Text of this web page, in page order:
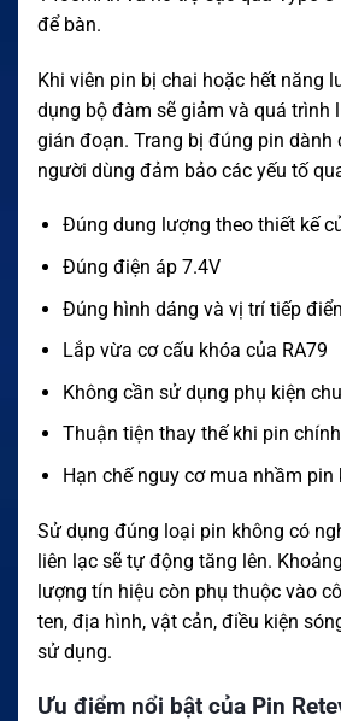
để bàn.
Khi viên pin bị chai hoặc hết năng
dụng bộ đàm sẽ giảm và quá trình
gián đoạn. Trang bị đúng pin dành
người dùng đảm bảo các yếu tố
Đúng dung lượng theo thiết kế
Đúng điện áp 7.4V
Đúng hình dáng và vị trí tiếp
Lắp vừa cơ cấu khóa của RA79
Không cần sử dụng phụ kiện
Thuận tiện thay thế khi pin
Hạn chế nguy cơ mua nhầm
Sử dụng đúng loại pin không có
liên lạc sẽ tự động tăng lên.
lượng tín hiệu còn phụ thuộc vào
ten, địa hình, vật cản, điều kiện
sử dụng.
Ưu điểm nổi bật của Pin